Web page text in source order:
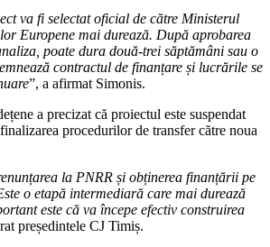
va fi selectat oficial de către Ministerul
Europene mai durează. După aprobarea
poate dura două-trei săptămâni sau o
contractul de finanțare și lucrările se
”, a afirmat Simonis.
a precizat că proiectul este suspendat
procedurilor de transfer către noua
la PNRR și obținerea finanțării pe
o etapă intermediară care mai durează
este că va începe efectiv construirea
președintele CJ Timiș.